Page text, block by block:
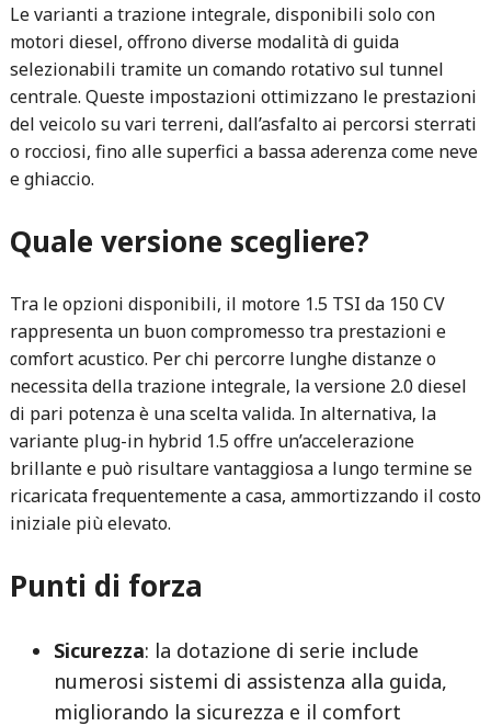
Le varianti a trazione integrale, disponibili solo con
motori diesel, offrono diverse modalità di guida
selezionabili tramite un comando rotativo sul tunnel
centrale. Queste impostazioni ottimizzano le prestazioni
del veicolo su vari terreni, dall’asfalto ai percorsi sterrati
o rocciosi, fino alle superfici a bassa aderenza come neve
e ghiaccio.
Quale versione scegliere?
Tra le opzioni disponibili, il motore 1.5 TSI da 150 CV
rappresenta un buon compromesso tra prestazioni e
comfort acustico. Per chi percorre lunghe distanze o
necessita della trazione integrale, la versione 2.0 diesel
di pari potenza è una scelta valida. In alternativa, la
variante plug-in hybrid 1.5 offre un’accelerazione
brillante e può risultare vantaggiosa a lungo termine se
ricaricata frequentemente a casa, ammortizzando il costo
iniziale più elevato.
Punti di forza
Sicurezza: la dotazione di serie include
numerosi sistemi di assistenza alla guida,
migliorando la sicurezza e il comfort